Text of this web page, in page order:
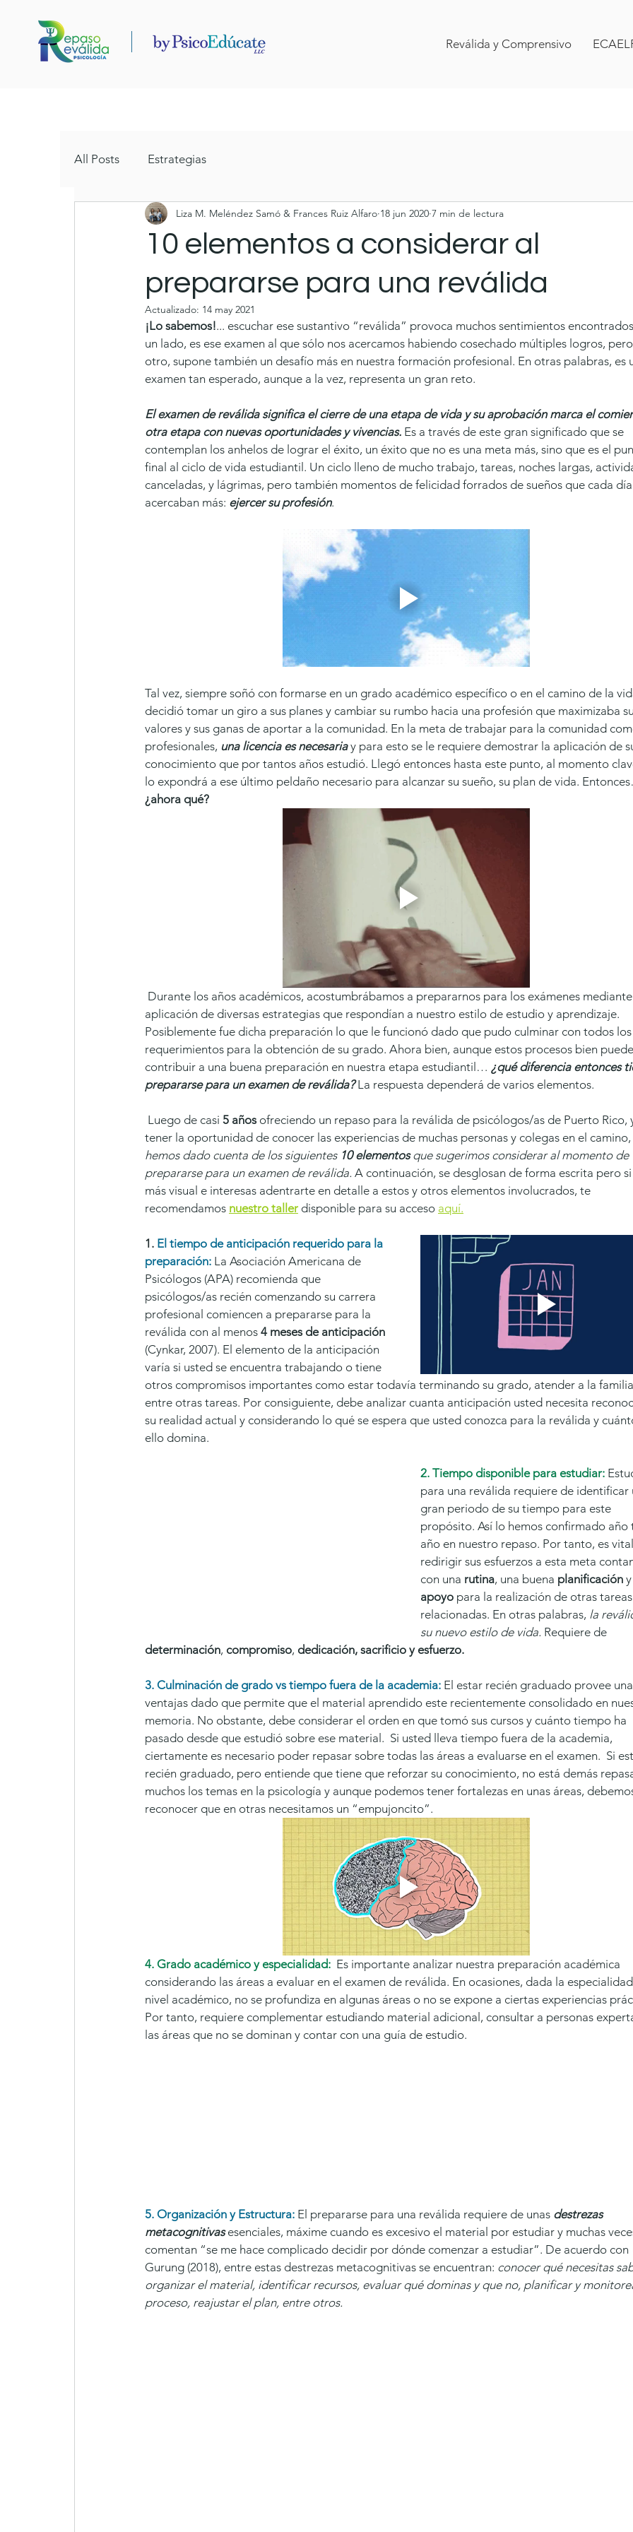
Reválida y Comprensivo
All Posts Estrategias
10 elementos a considerar al
prepararse para una reválida
Liza M. Meléndez Samó & Frances Ruiz Alfaro 18 jun 2020 7 min de lectura
Actualizado: 14 may 2021
¡Lo sabemos!... escuchar ese sustantivo “reválida” provoca muchos sentimientos
un lado, es ese examen al que sólo nos acercamos habiendo cosechado múltiples logros,
otro, supone también un desafío más en nuestra formación profesional. En otras palabras, es
examen tan esperado, aunque a la vez, representa un gran reto.
El examen de reválida significa el cierre de una etapa de vida y su aprobación marca el
otra etapa con nuevas oportunidades y vivencias. Es a través de este gran significado que se
contemplan los anhelos de lograr el éxito, un éxito que no es una meta más, sino que es el
final al ciclo de vida estudiantil. Un ciclo lleno de mucho trabajo, tareas, noches largas,
canceladas, y lágrimas, pero también momentos de felicidad forrados de sueños que cada
acercaban más: ejercer su profesión.
Tal vez, siempre soñó con formarse en un grado académico específico o en el camino de la
decidió tomar un giro a sus planes y cambiar su rumbo hacia una profesión que maximizaba
valores y sus ganas de aportar a la comunidad. En la meta de trabajar para la comunidad
profesionales, una licencia es necesaria y para esto se le requiere demostrar la aplicación de
conocimiento que por tantos años estudió. Llegó entonces hasta este punto, al momento
lo expondrá a ese último peldaño necesario para alcanzar su sueño, su plan de vida.
¿ahora qué?
aplicación de diversas estrategias que respondían a nuestro estilo de estudio y aprendizaje.
Posiblemente fue dicha preparación lo que le funcionó dado que pudo culminar con todos los
requerimientos para la obtención de su grado. Ahora bien, aunque estos procesos bien
contribuir a una buena preparación en nuestra etapa estudiantil… ¿qué diferencia entonces
prepararse para un examen de reválida? La respuesta dependerá de varios elementos.
Luego de casi 5 años ofreciendo un repaso para la reválida de psicólogos/as de Puerto Rico,
tener la oportunidad de conocer las experiencias de muchas personas y colegas en el camino,
hemos dado cuenta de los siguientes 10 elementos que sugerimos considerar al momento de
prepararse para un examen de reválida. A continuación, se desglosan de forma escrita pero
más visual e interesas adentrarte en detalle a estos y otros elementos involucrados, te
recomendamos nuestro taller disponible para su acceso aquí.
1. El tiempo de anticipación requerido para la
preparación: La Asociación Americana de
Psicólogos (APA) recomienda que
psicólogos/as recién comenzando su carrera
profesional comiencen a prepararse para la
reválida con al menos 4 meses de anticipación
(Cynkar, 2007). El elemento de la anticipación
varía si usted se encuentra trabajando o tiene
otros compromisos importantes como estar todavía terminando su grado, atender a la
entre otras tareas. Por consiguiente, debe analizar cuanta anticipación usted necesita
su realidad actual y considerando lo qué se espera que usted conozca para la reválida y
ello domina.
2. Tiempo disponible para estudiar:
para una reválida requiere de identificar
gran periodo de su tiempo para este
propósito. Así lo hemos confirmado año
año en nuestro repaso. Por tanto, es vital
redirigir sus esfuerzos a esta meta
con una rutina, una buena planificación
apoyo para la realización de otras
relacionadas. En otras palabras, la
su nuevo estilo de vida. Requiere de
determinación, compromiso, dedicación, sacrificio y esfuerzo.
3. Culminación de grado vs tiempo fuera de la academia: El estar recién graduado provee
ventajas dado que permite que el material aprendido este recientemente consolidado en
memoria. No obstante, debe considerar el orden en que tomó sus cursos y cuánto tiempo ha
pasado desde que estudió sobre ese material.  Si usted lleva tiempo fuera de la academia,
ciertamente es necesario poder repasar sobre todas las áreas a evaluarse en el examen.  Si
recién graduado, pero entiende que tiene que reforzar su conocimiento, no está demás
muchos los temas en la psicología y aunque podemos tener fortalezas en unas áreas,
reconocer que en otras necesitamos un “empujoncito”.
4. Grado académico y especialidad: Es importante analizar nuestra preparación académica
considerando las áreas a evaluar en el examen de reválida. En ocasiones, dada la
nivel académico, no se profundiza en algunas áreas o no se expone a ciertas experiencias
Por tanto, requiere complementar estudiando material adicional, consultar a personas
las áreas que no se dominan y contar con una guía de estudio.
5. Organización y Estructura: El prepararse para una reválida requiere de unas destrezas
metacognitivas esenciales, máxime cuando es excesivo el material por estudiar y muchas
comentan “se me hace complicado decidir por dónde comenzar a estudiar”. De acuerdo con
Gurung (2018), entre estas destrezas metacognitivas se encuentran: conocer qué necesitas
organizar el material, identificar recursos, evaluar qué dominas y que no, planificar y
proceso, reajustar el plan, entre otros.